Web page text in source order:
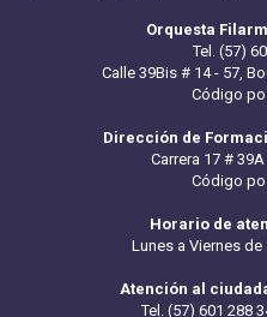
Orquesta
Tel. (57)
Calle 39Bis # 14 - 57,
Código
Dirección de
Carrera 17 # 39A
Código
Horario de
Lunes a Viernes de
Atención al
Tel. (57) 601 288